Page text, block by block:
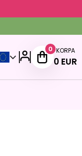
0 KORPA
0 EUR